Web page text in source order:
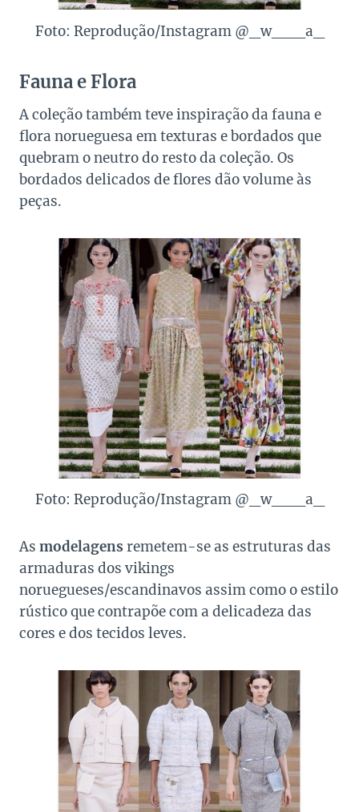
Foto: Reprodução/Instagram @_w___a_
Fauna e Flora
A coleção também teve inspiração da fauna e
flora norueguesa em texturas e bordados que
quebram o neutro do resto da coleção. Os
bordados delicados de flores dão volume às
peças.
Foto: Reprodução/Instagram @_w___a_
As modelagens remetem-se as estruturas das
armaduras dos vikings
noruegueses/escandinavos assim como o estilo
rústico que contrapõe com a delicadeza das
cores e dos tecidos leves.